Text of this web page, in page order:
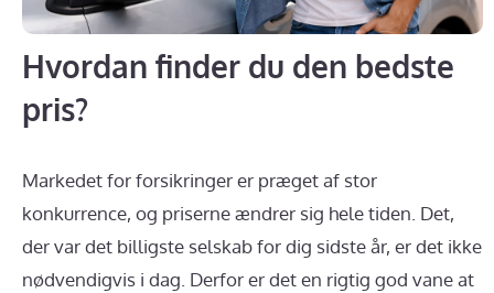
Hvordan finder du den bedste
pris?
Markedet for forsikringer er præget af stor
konkurrence, og priserne ændrer sig hele tiden. Det,
der var det billigste selskab for dig sidste år, er det ikke
nødvendigvis i dag. Derfor er det en rigtig god vane at